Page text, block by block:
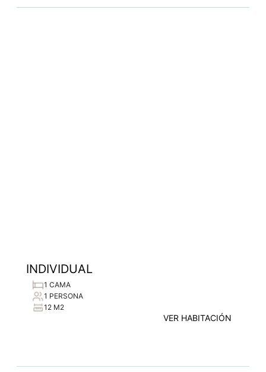
INDIVIDUAL
1 CAMA
1 PERSONA
12 M2
VER HABITACIÓN